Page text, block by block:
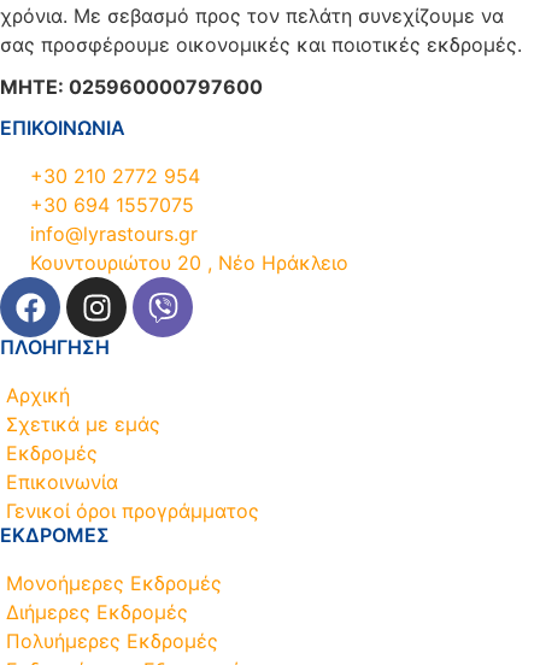
χρόνια. Με σεβασμό προς τον πελάτη συνεχίζουμε να
σας προσφέρουμε οικονομικές και ποιοτικές εκδρομές.
ΜΗΤΕ: 025960000797600
ΕΠΙΚΟΙΝΩΝΙΑ
+30 210 2772 954
+30 694 1557075
info@lyrastours.gr
Κουντουριώτου 20 , Νέο Ηράκλειο
ΠΛΟΗΓΗΣΗ
Αρχική
Σχετικά με εμάς
Εκδρομές
Επικοινωνία
Γενικοί όροι προγράμματος
ΕΚΔΡΟΜΕΣ
Μονοήμερες Εκδρομές
Διήμερες Εκδρομές
Πολυήμερες Εκδρομές